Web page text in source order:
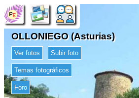
OLLONIEGO (Asturias)
Ver fotos Subir foto
Temas fotográficos
Foro